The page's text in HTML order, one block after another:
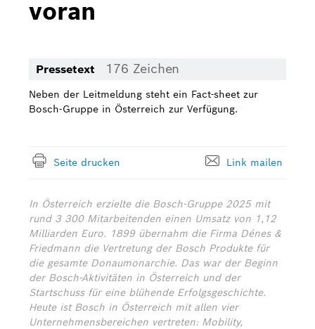
Fotos
Über uns
Bosch in Österreich
Bosch Weltweit
Kontakt
voran
Pressetext 176 Zeichen
Neben der Leitmeldung steht ein Fact-sheet zur
Bosch-Gruppe in Österreich zur Verfügung.
Seite drucken Link mailen
In Österreich erzielte die Bosch-Gruppe 2025 mit
rund 3 300 Mitarbeitenden einen Umsatz von 1,12
Milliarden Euro. 1899 übernahm die Firma Dénes &
Friedmann die Vertretung der Bosch Produkte für
die gesamte Donaumonarchie. Das war der Beginn
der Bosch-Aktivitäten in Österreich und der
Startschuss für eine blühende Erfolgsgeschichte.
Heute ist Bosch in Österreich mit allen vier
Unternehmensbereichen vertreten: Mobility,